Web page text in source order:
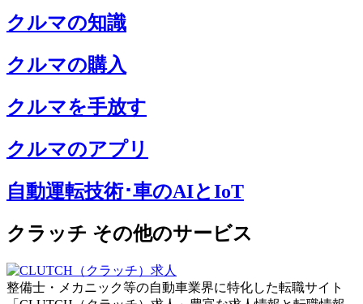
クルマの知識
クルマの購入
クルマを手放す
クルマのアプリ
自動運転技術･車のAIとIoT
クラッチ その他のサービス
整備士・メカニック等の自動車業界に特化した転職サイト